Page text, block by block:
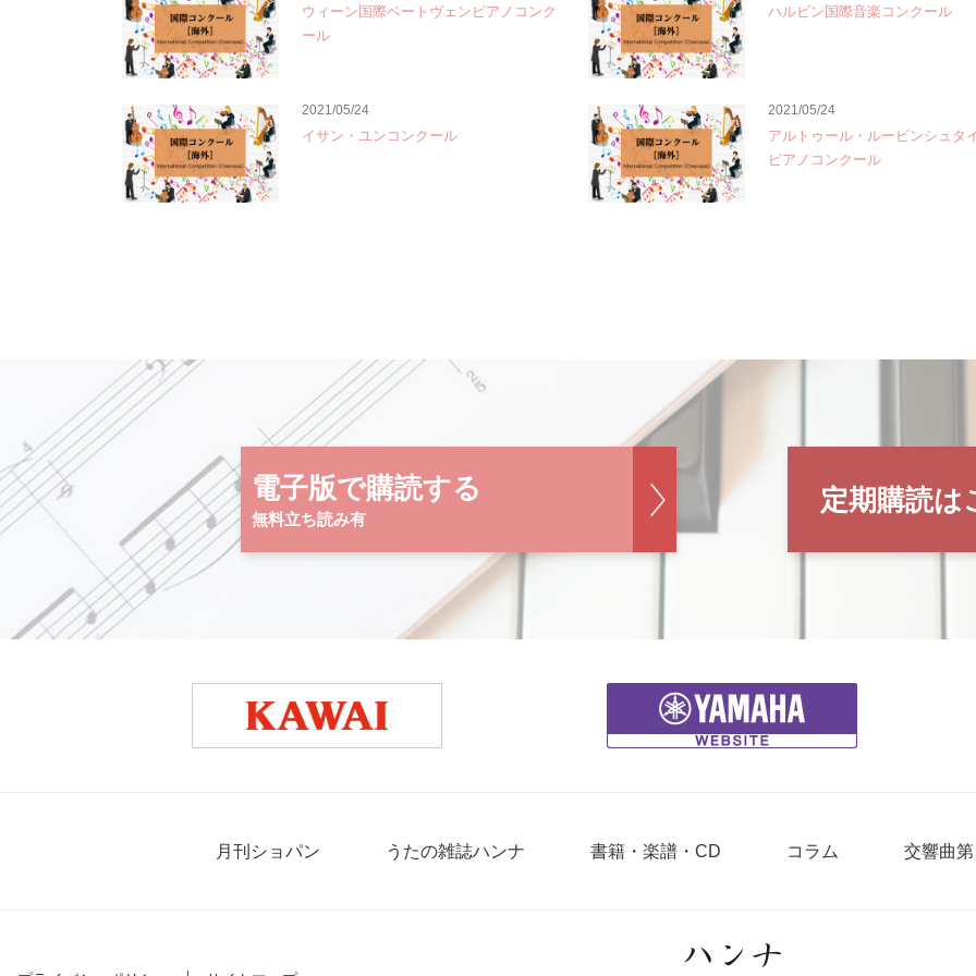
ウィーン国際ベートヴェンピアノコンク
ール
ハルビン国際音楽コンクール
2021/05/24
イサン・ユンコンクール
2021/05/24
アルトゥール・ルービンシュタ
ピアノコンクール
電子版で購読する
無料立ち読み有
定期購読は
月刊ショパン うたの雑誌ハンナ 書籍・楽譜・CD コラム 交響曲